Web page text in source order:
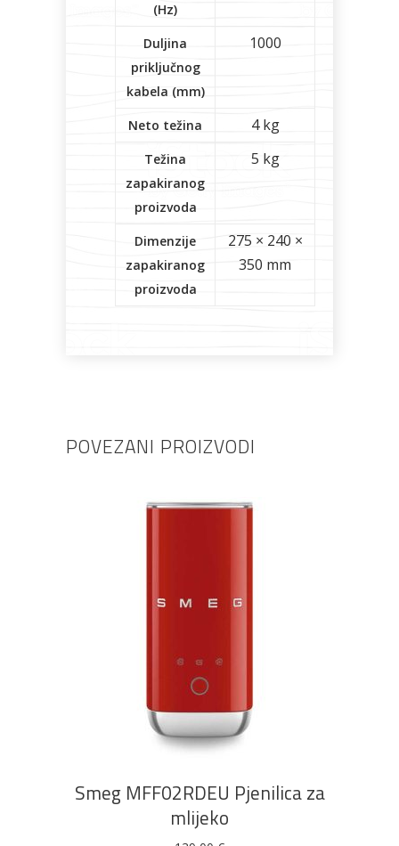
(Hz)
Duljina
priključnog
kabela (mm)
1000
Neto težina 4 kg
Težina
zapakiranog
proizvoda
5 kg
Dimenzije
zapakiranog
proizvoda
275 × 240 ×
350 mm
POVEZANI PROIZVODI
DODAJ U KOŠARICU
Smeg MFF02RDEU Pjenilica za
mlijeko